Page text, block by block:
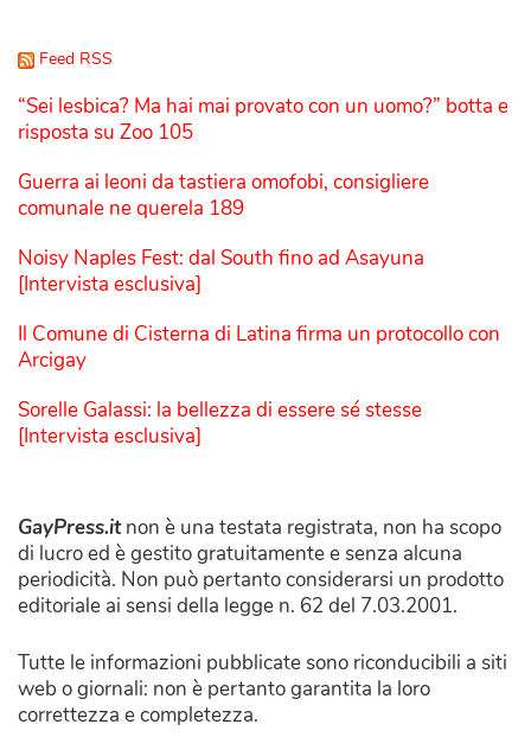
Feed RSS
“Sei lesbica? Ma hai mai provato con un uomo?” botta e
risposta su Zoo 105
Guerra ai leoni da tastiera omofobi, consigliere
comunale ne querela 189
Noisy Naples Fest: dal South fino ad Asayuna
[Intervista esclusiva]
Il Comune di Cisterna di Latina firma un protocollo con
Arcigay
Sorelle Galassi: la bellezza di essere sé stesse
[Intervista esclusiva]
GayPress.itnon è una testata registrata, non ha scopo
di lucro ed è gestito gratuitamente e senza alcuna
periodicità. Non può pertanto considerarsi un prodotto
editoriale ai sensi della legge n. 62 del 7.03.2001.
Tutte le informazioni pubblicate sono riconducibili a siti
web o giornali: non è pertanto garantita la loro
correttezza e completezza.